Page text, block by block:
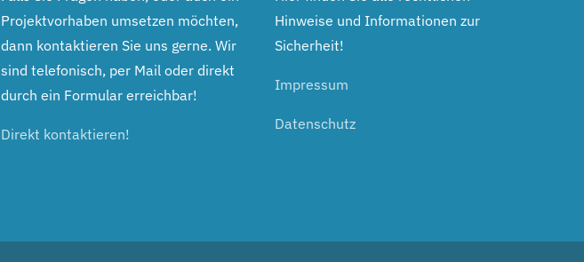
Projektvorhaben umsetzen möchten,
dann kontaktieren Sie uns gerne. Wir
sind telefonisch, per Mail oder direkt
durch ein Formular erreichbar!
Direkt kontaktieren!
Hinweise und Informationen zur
Sicherheit!
Impressum
Datenschutz